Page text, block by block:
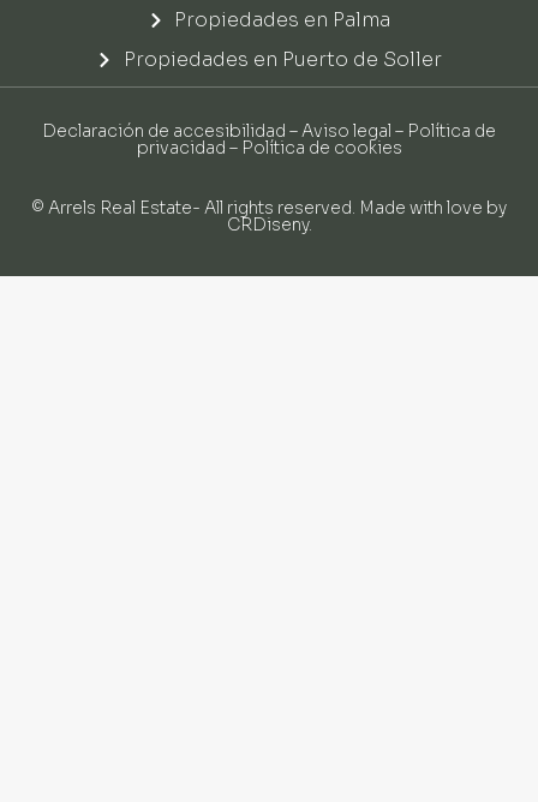
Propiedades en Palma
Propiedades en Puerto de Soller
Declaración de accesibilidad –Aviso legal – Política de
privacidad – Política de cookies
© Arrels Real Estate- All rights reserved. Made with love by
CRDiseny.